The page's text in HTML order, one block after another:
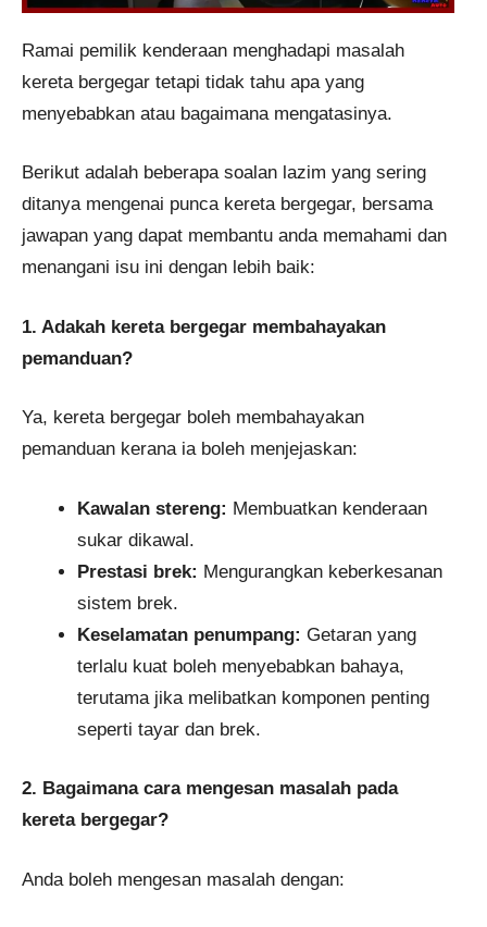
Ramai pemilik kenderaan menghadapi masalah
kereta bergegar tetapi tidak tahu apa yang
menyebabkan atau bagaimana mengatasinya.
Berikut adalah beberapa soalan lazim yang sering
ditanya mengenai punca kereta bergegar, bersama
jawapan yang dapat membantu anda memahami dan
menangani isu ini dengan lebih baik:
1. Adakah kereta bergegar membahayakan
pemanduan?
Ya, kereta bergegar boleh membahayakan
pemanduan kerana ia boleh menjejaskan:
Kawalan stereng: Membuatkan kenderaan
sukar dikawal.
Prestasi brek: Mengurangkan keberkesanan
sistem brek.
Keselamatan penumpang: Getaran yang
terlalu kuat boleh menyebabkan bahaya,
terutama jika melibatkan komponen penting
seperti tayar dan brek.
2. Bagaimana cara mengesan masalah pada
kereta bergegar?
Anda boleh mengesan masalah dengan: